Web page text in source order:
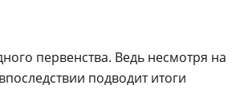
первенства. Ведь несмотря на
подводит итоги